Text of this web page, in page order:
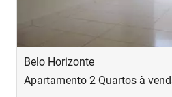
Belo Horizonte
Apartamento 2 Quartos à